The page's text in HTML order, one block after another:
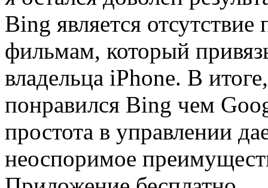
Bing является
фильмам, который
владельца iPhone. В
понравился Bing чем
простота в управлении
неоспоримое